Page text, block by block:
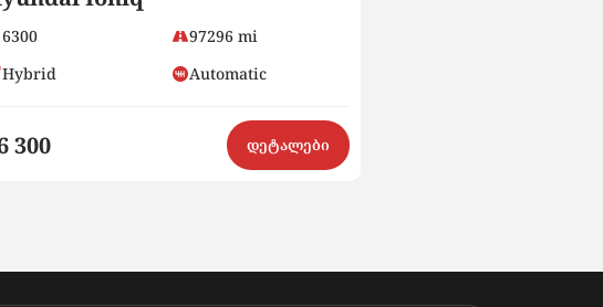
6300
97296 mi
Hybrid
Automatic
300 დეტალები